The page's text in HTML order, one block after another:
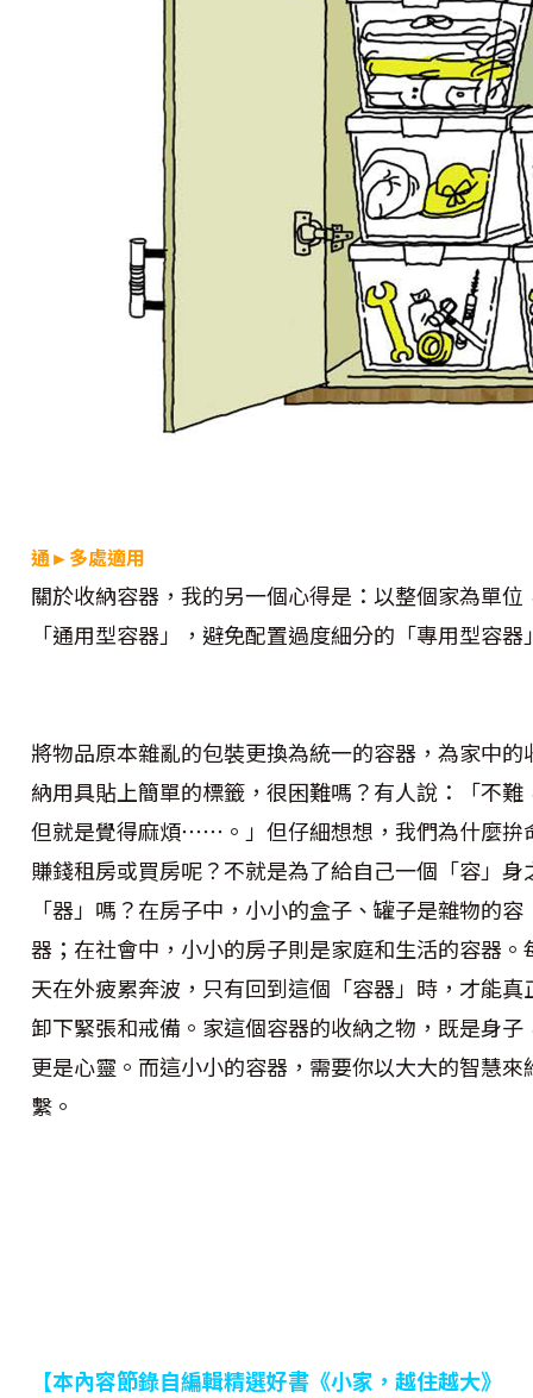
通►多處適用
關於收納容器，我的另一個心得是：以整個家為單
「通用型容器」，避免配置過度細分的「專用型容器
將物品原本雜亂的包裝更換為統一的容器，為家中的
納用具貼上簡單的標籤，很困難嗎？有人說：「不難
但就是覺得麻煩⋯⋯。」但仔細想想，我們為什麼拚
賺錢租房或買房呢？不就是為了給自己一個「容」身
「器」嗎？在房子中，小小的盒子、罐子是雜物的容
器；在社會中，小小的房子則是家庭和生活的容器。
天在外疲累奔波，只有回到這個「容器」時，才能真
卸下緊張和戒備。家這個容器的收納之物，既是身子
更是心靈。而這小小的容器，需要你以大大的智慧來
繫。
【本內容節錄自編輯精選好書《小家，越住越大》